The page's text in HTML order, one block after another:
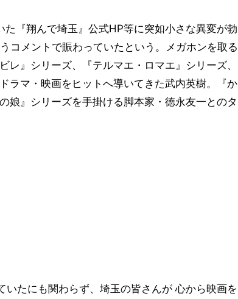
『翔んで埼玉』公式HP等に突如小さな異変が勃
コメントで賑わっていたという。メガホンを取る
』シリーズ、『テルマエ・ロマエ』シリーズ、
ラマ・映画をヒットへ導いてきた武内英樹。『か
娘』シリーズを手掛ける脚本家・徳永友一とのタ
たにも関わらず、埼玉の皆さんが 心から映画を